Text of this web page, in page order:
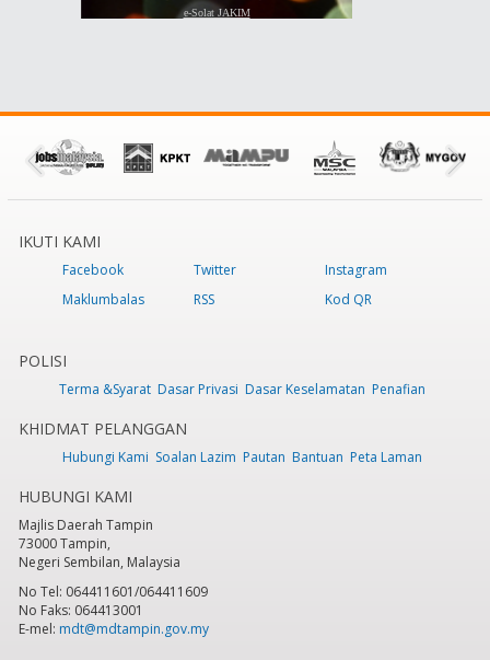
IKUTI KAMI
Facebook Twitter
Instagram
Maklumbalas
RSS Kod QR
POLISI
Terma &Syarat Dasar Privasi Dasar Keselamatan Penafian
KHIDMAT PELANGGAN
Hubungi Kami Soalan Lazim Pautan Bantuan Peta Laman
HUBUNGI KAMI
Majlis Daerah Tampin
73000 Tampin,
Negeri Sembilan, Malaysia
No Tel: 064411601/064411609
No Faks: 064413001
E-mel: mdt@mdtampin.gov.my